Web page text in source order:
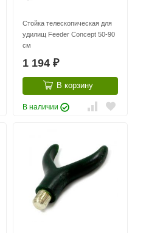
Стойка телескопическая для
удилищ Feeder Concept 50-90
см
1 194 ₽
В корзину
В наличии